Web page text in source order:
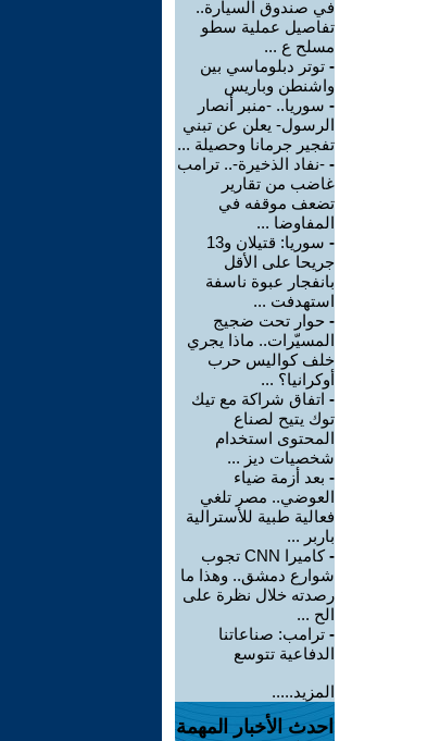
في صندوق السيارة..
تفاصيل عملية سطو
مسلح ع ...
- توتر دبلوماسي بين
واشنطن وباريس
- سوريا.. -منبر أنصار
الرسول- يعلن عن تبني
تفجير جرمانا وحصيلة ...
- -نفاد الذخيرة-.. ترامب
غاضب من تقارير
تضعف موقفه في
المفاوضا ...
-
سوريا: قتيلان و13
جريحا على الأقل
بانفجار عبوة ناسفة
استهدفت ...
- حوار تحت ضجيج
المسيّرات.. ماذا يجري
خلف كواليس حرب
أوكرانيا؟ ...
- اتفاق شراكة مع تيك
توك يتيح لصناع
المحتوى استخدام
شخصيات ديز ...
- بعد أزمة ضياء
العوضي.. مصر تلغي
فعالية طبية للأسترالية
باربر ...
-
كاميرا CNN تجوب
شوارع دمشق.. وهذا ما
رصدته خلال نظرة على
الح ...
- ترامب: صناعاتنا
الدفاعية تتوسع
المزيد.....
احدث الأخبار المهمة